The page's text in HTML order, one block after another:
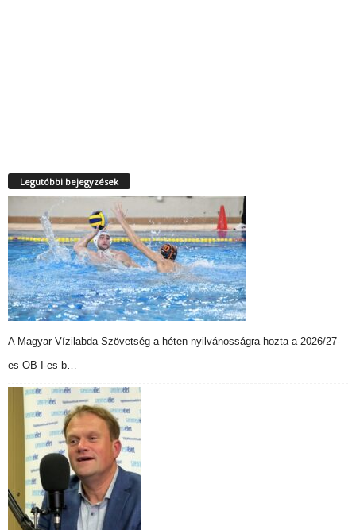
Legutóbbi bejegyzések
A Magyar Vízilabda Szövetség a héten nyilvánosságra hozta a 2026/27-
es OB I-es b…